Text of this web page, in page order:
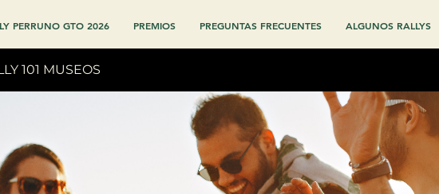
PERRUNO GTO 2026 PREMIOS PREGUNTAS FRECUENTES ALGUNOS RALLYS
101 MUSEOS